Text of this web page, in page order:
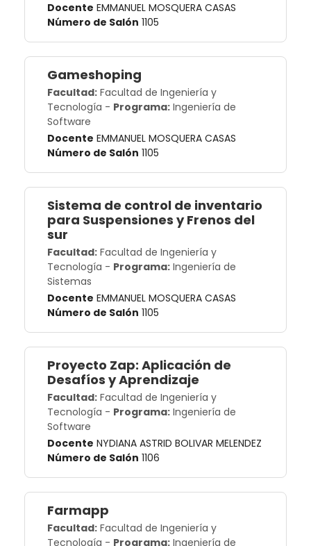
Docente EMMANUEL MOSQUERA CASAS
Número de Salón 1105
Gameshoping
Facultad: Facultad de Ingeniería y
Tecnología - Programa: Ingeniería de
Software
Docente EMMANUEL MOSQUERA CASAS
Número de Salón 1105
Sistema de control de inventario
para Suspensiones y Frenos del
sur
Facultad: Facultad de Ingeniería y
Tecnología - Programa: Ingeniería de
Sistemas
Docente EMMANUEL MOSQUERA CASAS
Número de Salón 1105
Proyecto Zap: Aplicación de
Desafíos y Aprendizaje
Facultad: Facultad de Ingeniería y
Tecnología - Programa: Ingeniería de
Software
Docente NYDIANA ASTRID BOLIVAR MELENDEZ
Número de Salón 1106
Farmapp
Facultad: Facultad de Ingeniería y
Tecnología - Programa: Ingeniería de